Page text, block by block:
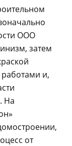
ООО
затем
и,
На
от